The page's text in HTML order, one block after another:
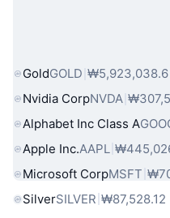
GoldGOLD ₩5,923,038.6
Nvidia CorpNVDA
Alphabet Inc Class A
Apple Inc.AAPL
Microsoft CorpMSFT
SilverSILVER ₩87,528.12